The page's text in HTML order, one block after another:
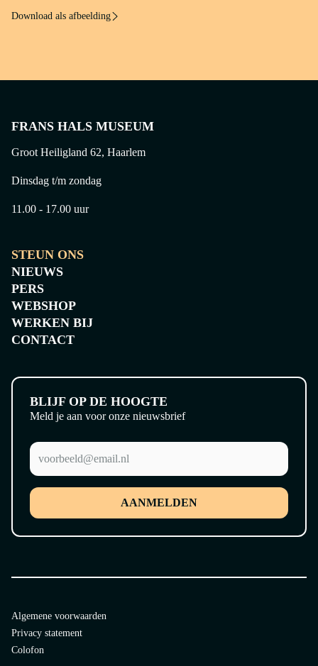
Download als afbeelding
FRANS HALS MUSEUM
Groot Heiligland 62, Haarlem
Dinsdag t/m zondag
11.00 - 17.00 uur
STEUN ONS
NIEUWS
PERS
WEBSHOP
WERKEN BIJ
CONTACT
BLIJF OP DE HOOGTE
Meld je aan voor onze nieuwsbrief
AANMELDEN
Algemene voorwaarden
Privacy statement
Colofon